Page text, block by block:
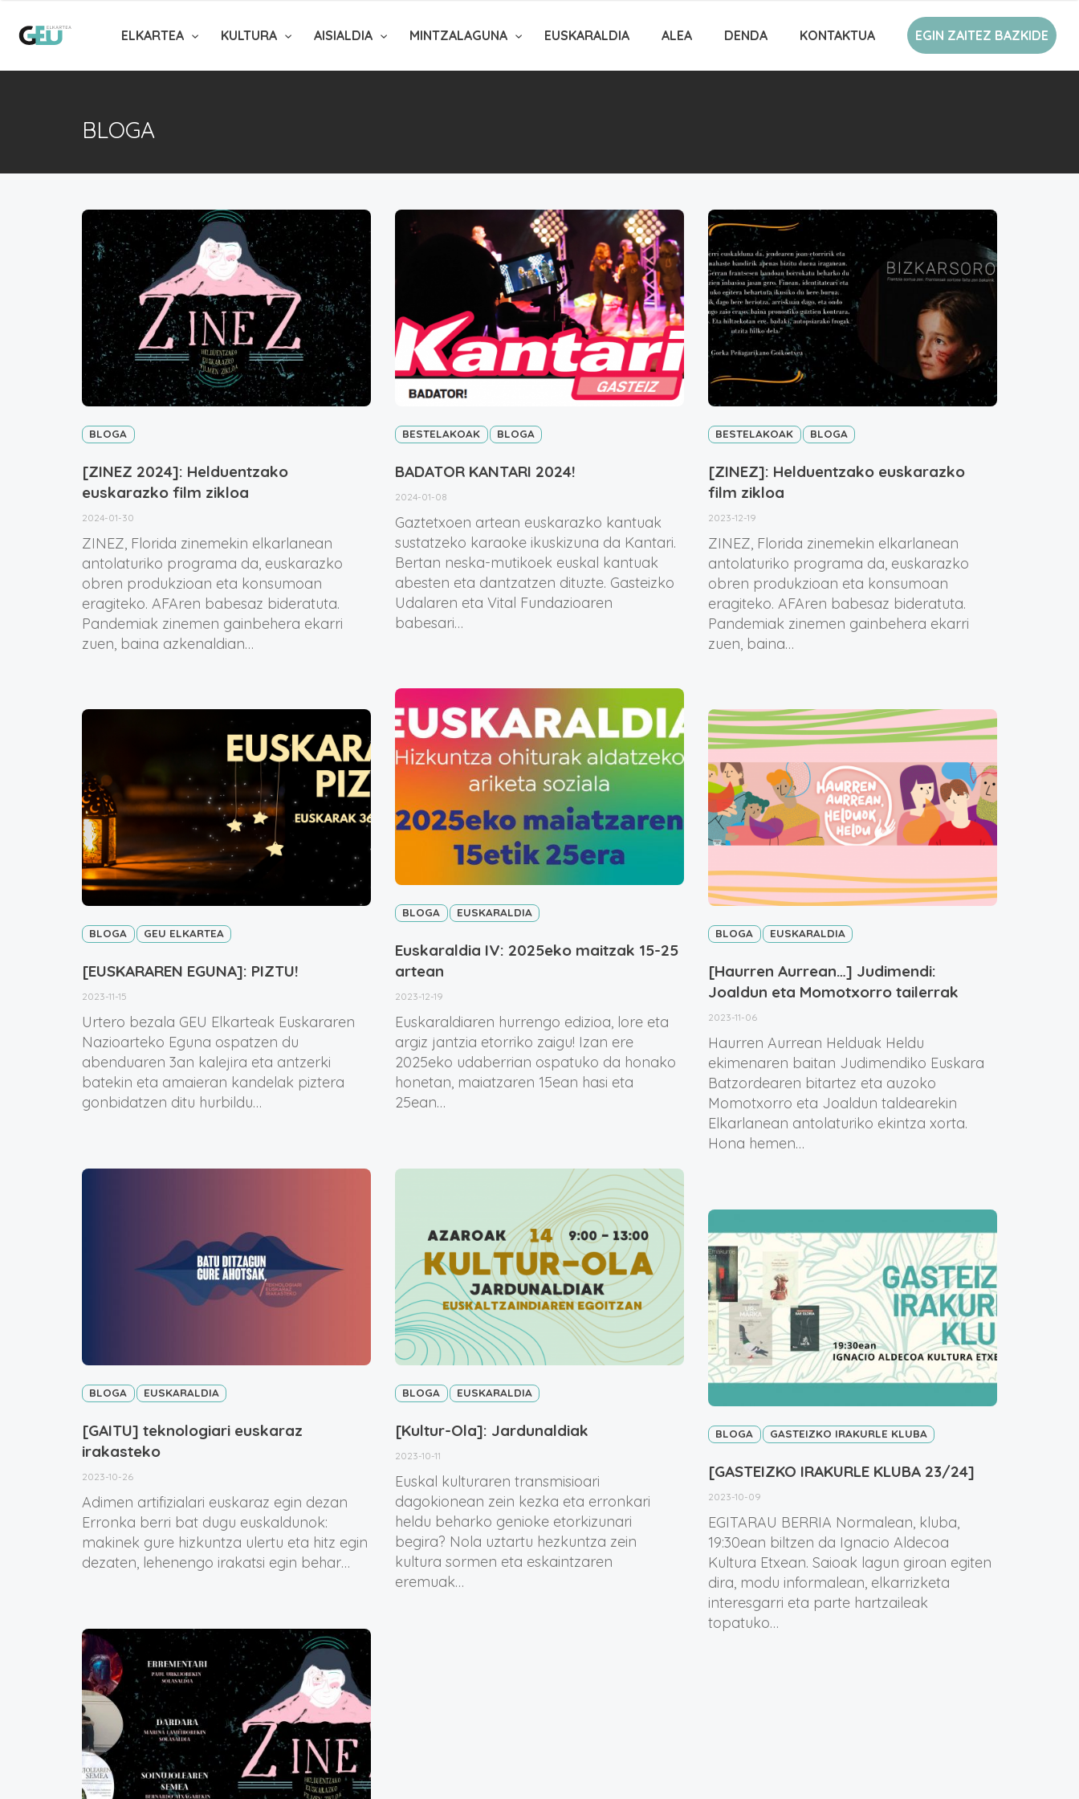
ELKARTEA KULTURA AISIALDIA MINTZALAGUNA EUSKARALDIA ALEA DENDA KONTAKTUA EGIN ZAITEZ BAZKIDE
BLOGA
BLOGA
[ZINEZ 2024]: Helduentzako
euskarazko film zikloa
2024-01-30
ZINEZ, Florida zinemekin elkarlanean
antolaturiko programa da, euskarazko
obren produkzioan eta konsumoan
eragiteko. AFAren babesaz bideratuta.
Pandemiak zinemen gainbehera ekarri
zuen, baina azkenaldian…
BESTELAKOAK BLOGA
BADATOR KANTARI 2024!
2024-01-08
Gaztetxoen artean euskarazko kantuak
sustatzeko karaoke ikuskizuna da Kantari.
Bertan neska-mutikoek euskal kantuak
abesten eta dantzatzen dituzte. Gasteizko
Udalaren eta Vital Fundazioaren
babesari…
BESTELAKOAK BLOGA
[ZINEZ]: Helduentzako euskarazko
film zikloa
2023-12-19
ZINEZ, Florida zinemekin elkarlanean
antolaturiko programa da, euskarazko
obren produkzioan eta konsumoan
eragiteko. AFAren babesaz bideratuta.
Pandemiak zinemen gainbehera ekarri
zuen, baina…
BLOGA EUSKARALDIA
Euskaraldia IV: 2025eko maitzak 15-25
artean
2023-12-19
Euskaraldiaren hurrengo edizioa, lore eta
argiz jantzia etorriko zaigu! Izan ere
2025eko udaberrian ospatuko da honako
honetan, maiatzaren 15ean hasi eta
25ean…
BLOGA GEU ELKARTEA
[EUSKARAREN EGUNA]: PIZTU!
2023-11-15
Urtero bezala GEU Elkarteak Euskararen
Nazioarteko Eguna ospatzen du
abenduaren 3an kalejira eta antzerki
batekin eta amaieran kandelak piztera
gonbidatzen ditu hurbildu…
BLOGA EUSKARALDIA
[Haurren Aurrean…] Judimendi:
Joaldun eta Momotxorro tailerrak
2023-11-06
Haurren Aurrean Helduak Heldu
ekimenaren baitan Judimendiko Euskara
Batzordearen bitartez eta auzoko
Momotxorro eta Joaldun taldearekin
Elkarlanean antolaturiko ekintza xorta.
Hona hemen…
BLOGA EUSKARALDIA
[GAITU] teknologiari euskaraz
irakasteko
2023-10-26
Adimen artifizialari euskaraz egin dezan
Erronka berri bat dugu euskaldunok:
makinek gure hizkuntza ulertu eta hitz egin
dezaten, lehenengo irakatsi egin behar…
BLOGA EUSKARALDIA
[Kultur-Ola]: Jardunaldiak
2023-10-11
Euskal kulturaren transmisioari
dagokionean zein kezka eta erronkari
heldu beharko genioke etorkizunari
begira? Nola uztartu hezkuntza zein
kultura sormen eta eskaintzaren
eremuak…
BLOGA GASTEIZKO IRAKURLE KLUBA
[GASTEIZKO IRAKURLE KLUBA 23/24]
2023-10-09
EGITARAU BERRIA Normalean, kluba,
19:30ean biltzen da Ignacio Aldecoa
Kultura Etxean. Saioak lagun giroan egiten
dira, modu informalean, elkarrizketa
interesgarri eta parte hartzaileak
topatuko…